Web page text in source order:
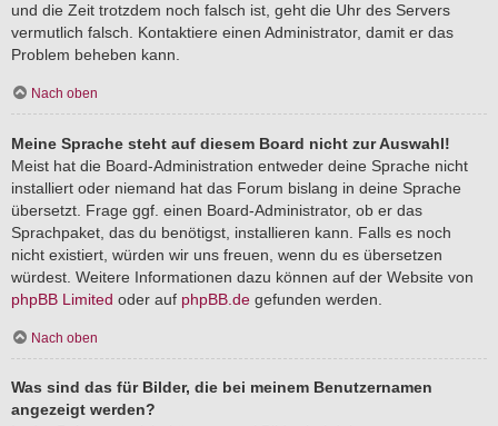
und die Zeit trotzdem noch falsch ist, geht die Uhr des Servers
vermutlich falsch. Kontaktiere einen Administrator, damit er das
Problem beheben kann.
Nach oben
Meine Sprache steht auf diesem Board nicht zur Auswahl!
Meist hat die Board-Administration entweder deine Sprache nicht
installiert oder niemand hat das Forum bislang in deine Sprache
übersetzt. Frage ggf. einen Board-Administrator, ob er das
Sprachpaket, das du benötigst, installieren kann. Falls es noch
nicht existiert, würden wir uns freuen, wenn du es übersetzen
würdest. Weitere Informationen dazu können auf der Website von
phpBB Limited oder auf phpBB.de gefunden werden.
Nach oben
Was sind das für Bilder, die bei meinem Benutzernamen
angezeigt werden?